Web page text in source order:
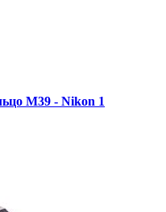
M39 - Nikon 1